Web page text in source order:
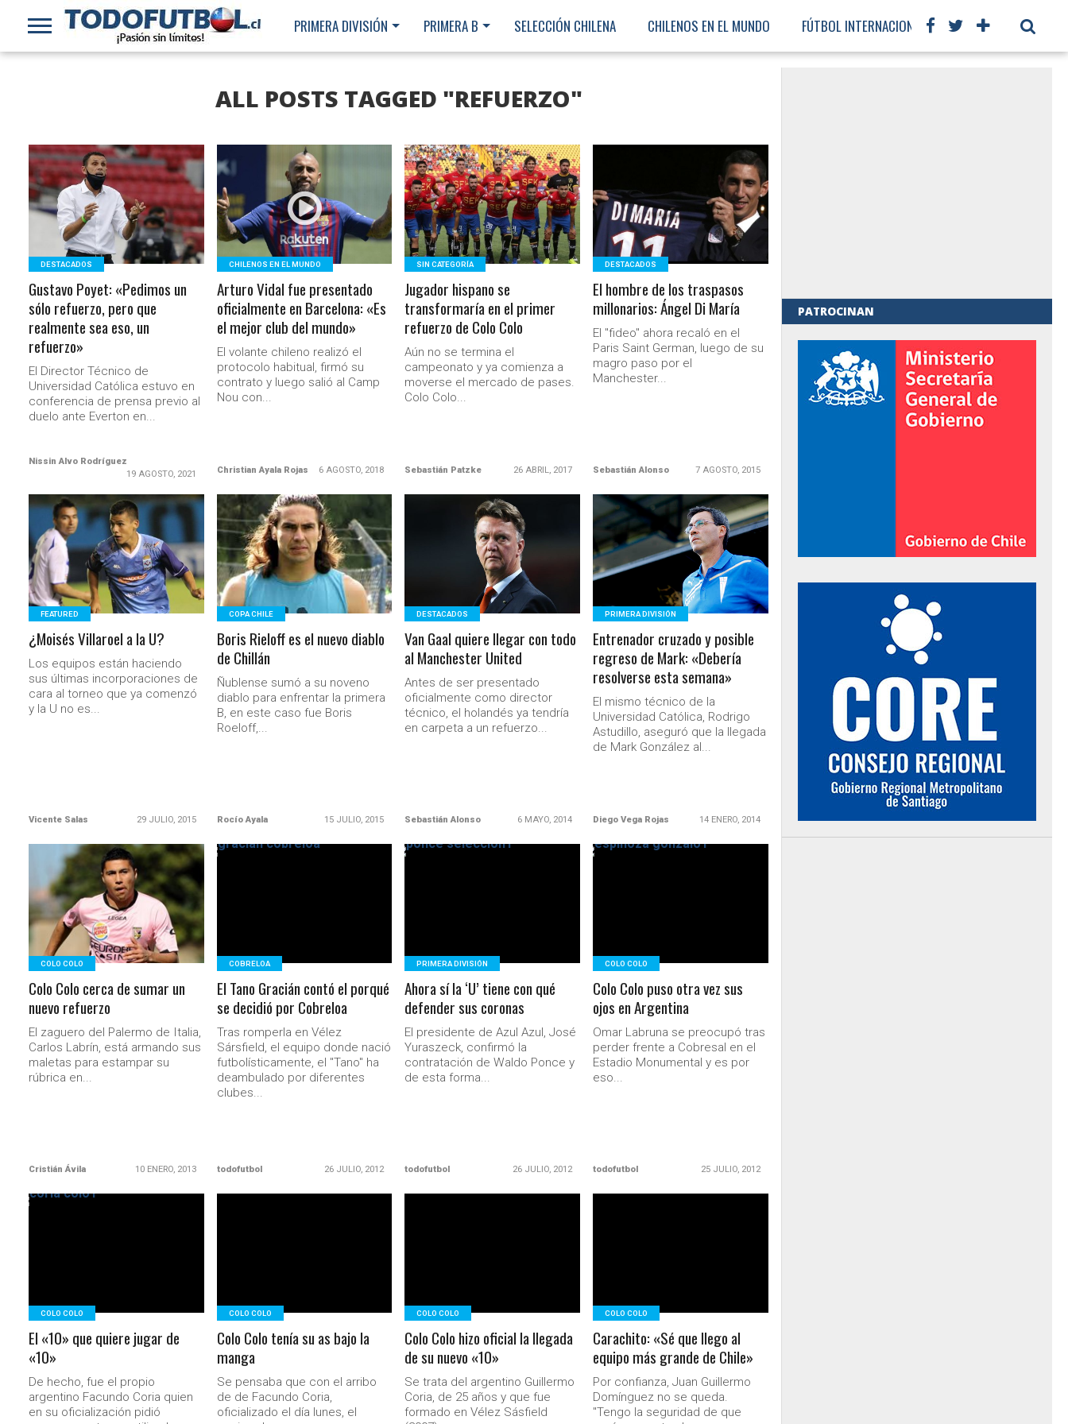
PRIMERA DIVISIÓN PRIMERA B SELECCIÓN CHILENA CHILENOS EN EL MUNDO FÚTBOL INTERNACIONAL
ALL POSTS TAGGED "REFUERZO"
LEER MÁS
DESTACADOS
Gustavo Poyet: «Pedimos un
sólo refuerzo, pero que
realmente sea eso, un
refuerzo»
El Director Técnico de
Universidad Católica estuvo en
conferencia de prensa previo al
duelo ante Everton en...
Nissin Alvo Rodríguez
19 AGOSTO, 2021
LEER MÁS
CHILENOS EN EL MUNDO
Arturo Vidal fue presentado
oficialmente en Barcelona: «Es
el mejor club del mundo»
El volante chileno realizó el
protocolo habitual, firmó su
contrato y luego salió al Camp
Nou con...
Christian Ayala Rojas 6 AGOSTO, 2018
LEER MÁS
SIN CATEGORÍA
Jugador hispano se
transformaría en el primer
refuerzo de Colo Colo
Aún no se termina el
campeonato y ya comienza a
moverse el mercado de pases.
Colo Colo...
Sebastián Patzke 26 ABRIL, 2017
DESTACADOS
El hombre de los traspasos
millonarios: Ángel Di María
El "fideo" ahora recaló en el
Paris Saint German, luego de su
magro paso por el
Manchester...
Sebastián Alonso 7 AGOSTO, 2015
LEER MÁS
FEATURED
¿Moisés Villaroel a la U?
Los equipos están haciendo
sus últimas incorporaciones de
cara al torneo que ya comenzó
y la U no es...
Vicente Salas 29 JULIO, 2015
LEER MÁS
COPA CHILE
Boris Rieloff es el nuevo diablo
de Chillán
Ñublense sumó a su noveno
diablo para enfrentar la primera
B, en este caso fue Boris
Roeloff,...
Rocío Ayala 15 JULIO, 2015
LEER MÁS
DESTACADOS
Van Gaal quiere llegar con todo
al Manchester United
Antes de ser presentado
oficialmente como director
técnico, el holandés ya tendría
en carpeta a un refuerzo...
Sebastián Alonso 6 MAYO, 2014
LEER MÁS
PRIMERA DIVISIÓN
Entrenador cruzado y posible
regreso de Mark: «Debería
resolverse esta semana»
El mismo técnico de la
Universidad Católica, Rodrigo
Astudillo, aseguró que la llegada
de Mark González al...
Diego Vega Rojas 14 ENERO, 2014
LEER MÁS
COLO COLO
Colo Colo cerca de sumar un
nuevo refuerzo
El zaguero del Palermo de Italia,
Carlos Labrín, está armando sus
maletas para estampar su
rúbrica en...
Cristián Ávila 10 ENERO, 2013
COBRELOA
El Tano Gracián contó el porqué
se decidió por Cobreloa
Tras romperla en Vélez
Sársfield, el equipo donde nació
futbolísticamente, el "Tano" ha
deambulado por diferentes
clubes...
todofutbol 26 JULIO, 2012
PRIMERA DIVISIÓN
Ahora sí la ‘U’ tiene con qué
defender sus coronas
El presidente de Azul Azul, José
Yuraszeck, confirmó la
contratación de Waldo Ponce y
de esta forma...
todofutbol 26 JULIO, 2012
COLO COLO
Colo Colo puso otra vez sus
ojos en Argentina
Omar Labruna se preocupó tras
perder frente a Cobresal en el
Estadio Monumental y es por
eso...
todofutbol 25 JULIO, 2012
COLO COLO
El «10» que quiere jugar de
«10»
De hecho, fue el propio
argentino Facundo Coria quien
en su oficialización pidió
COLO COLO
Colo Colo tenía su as bajo la
manga
Se pensaba que con el arribo
de de Facundo Coria,
oficializado el día lunes, el
COLO COLO
Colo Colo hizo oficial la llegada
de su nuevo «10»
Se trata del argentino Guillermo
Coria, de 25 años y que fue
formado en Vélez Sásfield
COLO COLO
Carachito: «Sé que llego al
equipo más grande de Chile»
Por confianza, Juan Guillermo
Domínguez no se queda.
"Tengo la seguridad de que
PATROCINAN
Ministerio Secretaría General de Gobierno
Ministerio Secretaría General de Gobierno